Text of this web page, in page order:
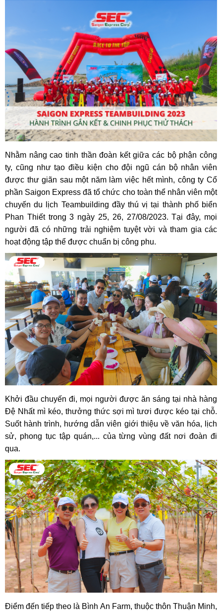
Nhằm nâng cao tinh thần đoàn kết giữa các bộ phận công
ty, cũng như tạo điều kiện cho đội ngũ cán bộ nhân viên
được thư giãn sau một năm làm việc hết mình, công ty Cổ
phần Saigon Express đã tổ chức cho toàn thể nhân viên một
chuyến du lịch Teambuilding đầy thú vị tại thành phố biển
Phan Thiết trong 3 ngày 25, 26, 27/08/2023. Tại đây, mọi
người đã có những trải nghiệm tuyệt vời và tham gia các
hoạt động tập thể được chuẩn bị công phu.
Khởi đầu chuyến đi, mọi người được ăn sáng tại nhà hàng
Đệ Nhất mì kéo, thưởng thức sợi mì tươi được kéo tại chỗ.
Suốt hành trình, hướng dẫn viên giới thiệu về văn hóa, lịch
sử, phong tục tập quán,... của từng vùng đất nơi đoàn đi
qua.
Điểm đến tiếp theo là Bình An Farm, thuộc thôn Thuận Minh,